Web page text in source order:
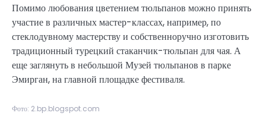
Помимо любования цветением тюльпанов можно принять
участие в различных мастер-классах, например, по
стеклодувному мастерству и собственноручно изготовить
традиционный турецкий стаканчик-тюльпан для чая. А
еще заглянуть в небольшой Музей тюльпанов в парке
Эмирган, на главной площадке фестиваля.
Фото: 2.bp.blogspot.com